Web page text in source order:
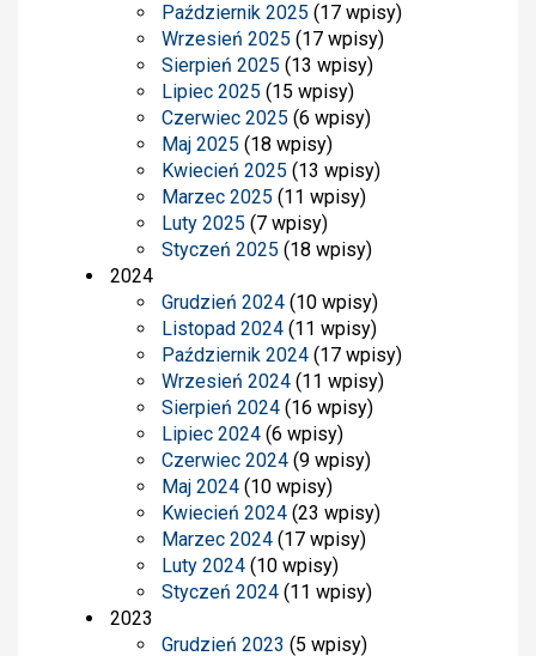
Październik 2025 (17 wpisy)
Wrzesień 2025 (17 wpisy)
Sierpień 2025 (13 wpisy)
Lipiec 2025 (15 wpisy)
Czerwiec 2025 (6 wpisy)
Maj 2025 (18 wpisy)
Kwiecień 2025 (13 wpisy)
Marzec 2025 (11 wpisy)
Luty 2025 (7 wpisy)
Styczeń 2025 (18 wpisy)
2024
Grudzień 2024 (10 wpisy)
Listopad 2024 (11 wpisy)
Październik 2024 (17 wpisy)
Wrzesień 2024 (11 wpisy)
Sierpień 2024 (16 wpisy)
Lipiec 2024 (6 wpisy)
Czerwiec 2024 (9 wpisy)
Maj 2024 (10 wpisy)
Kwiecień 2024 (23 wpisy)
Marzec 2024 (17 wpisy)
Luty 2024 (10 wpisy)
Styczeń 2024 (11 wpisy)
2023
Grudzień 2023 (5 wpisy)